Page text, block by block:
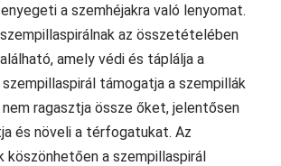
a szemhéjakra való lenyomat.
az összetételében
amely védi és táplálja a
támogatja a szempillák
ragasztja össze őket, jelentősen
és növeli a térfogatukat. Az
a szempillaspirál